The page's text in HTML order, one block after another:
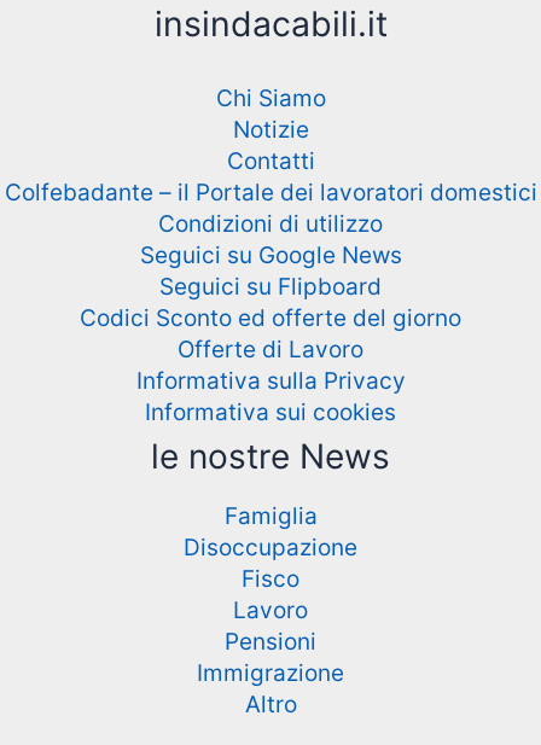
insindacabili.it
Chi Siamo
Notizie
Contatti
Colfebadante – il Portale dei lavoratori domestici
Condizioni di utilizzo
Seguici su Google News
Seguici su Flipboard
Codici Sconto ed offerte del giorno
Offerte di Lavoro
Informativa sulla Privacy
Informativa sui cookies
le nostre News
Famiglia
Disoccupazione
Fisco
Lavoro
Pensioni
Immigrazione
Altro